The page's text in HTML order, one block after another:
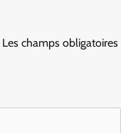
Les champs obligatoires